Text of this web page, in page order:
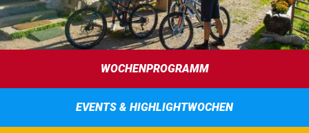
WOCHENPROGRAMM
EVENTS & HIGHLIGHTWOCHEN